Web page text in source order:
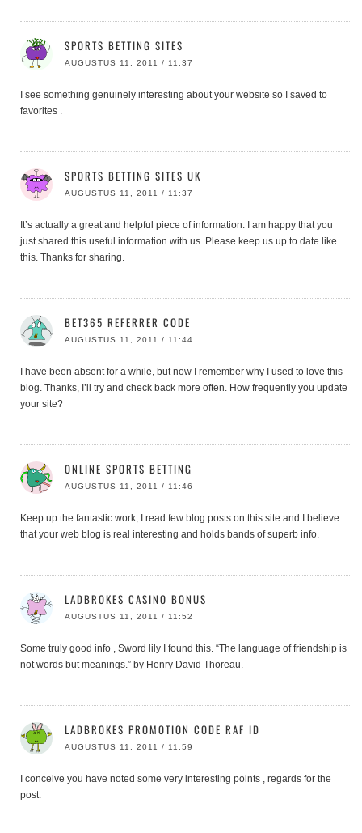
SPORTS BETTING SITES
AUGUSTUS 11, 2011 / 11:37
I see something genuinely interesting about your website so I saved to
favorites .
SPORTS BETTING SITES UK
AUGUSTUS 11, 2011 / 11:37
It’s actually a great and helpful piece of information. I am happy that you
just shared this useful information with us. Please keep us up to date like
this. Thanks for sharing.
BET365 REFERRER CODE
AUGUSTUS 11, 2011 / 11:44
I have been absent for a while, but now I remember why I used to love this
blog. Thanks, I’ll try and check back more often. How frequently you update
your site?
ONLINE SPORTS BETTING
AUGUSTUS 11, 2011 / 11:46
Keep up the fantastic work, I read few blog posts on this site and I believe
that your web blog is real interesting and holds bands of superb info.
LADBROKES CASINO BONUS
AUGUSTUS 11, 2011 / 11:52
Some truly good info , Sword lily I found this. “The language of friendship is
not words but meanings.” by Henry David Thoreau.
LADBROKES PROMOTION CODE RAF ID
AUGUSTUS 11, 2011 / 11:59
I conceive you have noted some very interesting points , regards for the
post.